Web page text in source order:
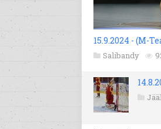
15.9.2024 - (M-
Salibandy